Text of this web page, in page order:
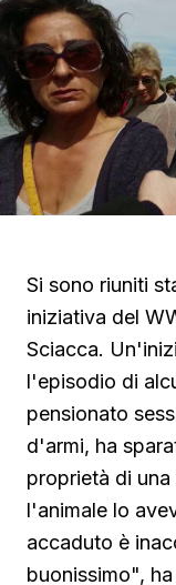
Si sono riuniti
iniziativa del
Sciacca.
l'episodio di
pensionato
d'armi, ha
proprietà di
l'animale lo
accaduto è
buonissimo",